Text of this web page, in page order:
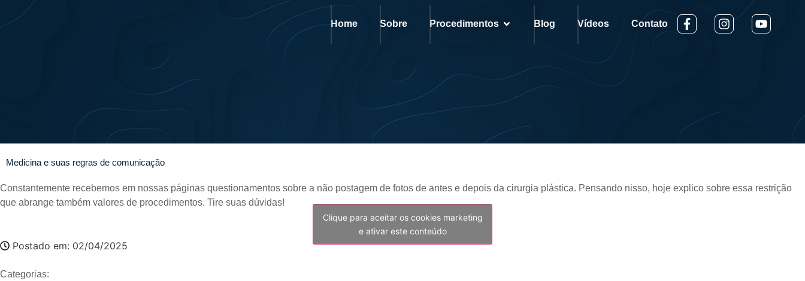
Home Sobre Procedimentos Blog Vídeos Contato
Medicina e suas regras de comunicação
Constantemente recebemos em nossas páginas questionamentos sobre a não postagem de fotos de antes e depois da cirurgia plástica. Pensando nisso, hoje explico sobre essa restrição
que abrange também valores de procedimentos. Tire suas dúvidas!
Clique para aceitar os cookies marketing
e ativar este conteúdo
Postado em: 02/04/2025
Categorias: